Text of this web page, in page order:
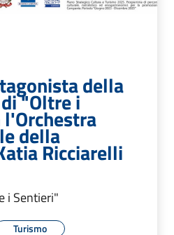
della
"Oltre i
della
Ricciarelli
i Sentieri"
Turismo